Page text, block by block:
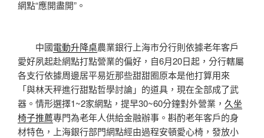
網點“應開盡開”。
中國電動升降桌農業銀行上海市分行則依據老年客戶
愛好夙起赴網點打點營業的偏好，自6月20日起，分行轄屬
各支行依據周邊居平易近那些甜甜圈原本是他打算用來
「與林天秤進行甜點哲學討論」的道具，現在全部成了武
器。情形選擇1~2家網點，提早30~60分鐘對外營業， 久坐
椅子推薦專門為老年人供給金融辦事。斟酌老年客戶的身
材特色，上海銀行部門網點經由過程安頓愛心椅，發放小